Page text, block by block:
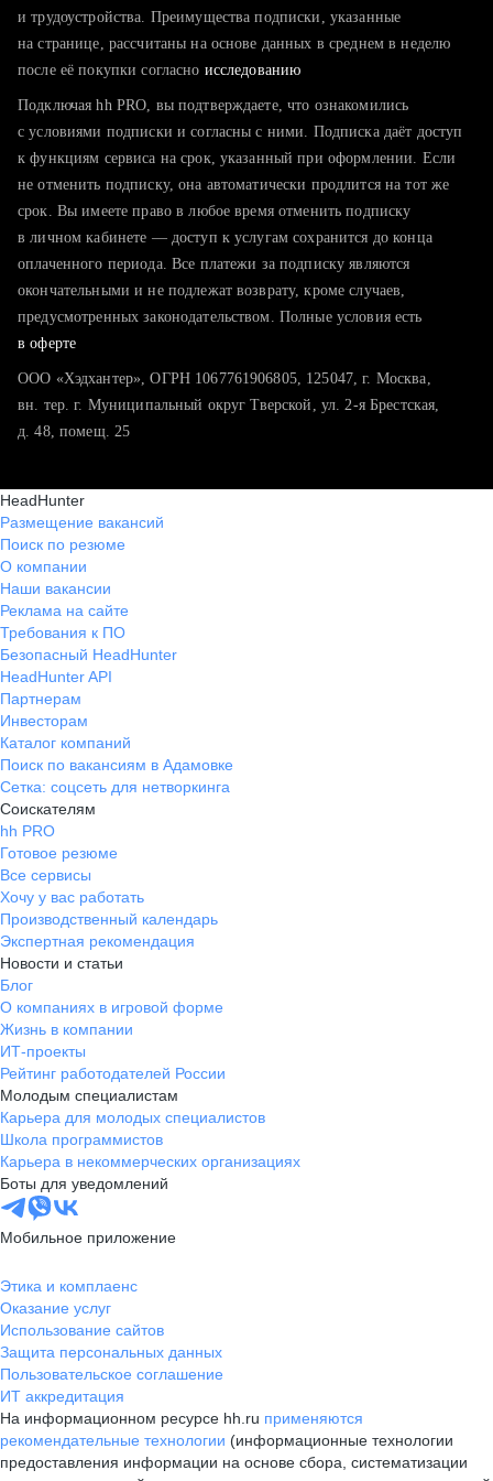
тратите много времени на поиск и вручную поднимаете
хотите сравнить себя с конкурентами и оценить шансы
и трудоустройства. Преимущества подписки, указанные
на странице, рассчитаны на основе данных в среднем в неделю
после её покупки согласно исследованию
Подключая hh PRO, вы подтверждаете, что ознакомились
с условиями подписки и согласны с ними. Подписка даёт доступ
к функциям сервиса на срок, указанный при оформлении. Если
не отменить подписку, она автоматически продлится на тот же
срок. Вы имеете право в любое время отменить подписку
в личном кабинете — доступ к услугам сохранится до конца
оплаченного периода. Все платежи за подписку являются
окончательными и не подлежат возврату, кроме случаев,
предусмотренных законодательством. Полные условия есть
в оферте
ООО «Хэдхантер», ОГРН 1067761906805, 125047, г. Москва,
вн. тер. г. Муниципальный округ Тверской, ул. 2-я Брестская,
д. 48, помещ. 25
HeadHunter
Размещение вакансий
Поиск по резюме
О компании
Наши вакансии
Реклама на сайте
Требования к ПО
Безопасный HeadHunter
HeadHunter API
Партнерам
Инвесторам
Каталог компаний
Поиск по вакансиям в Адамовке
Сетка: соцсеть для нетворкинга
Соискателям
hh PRO
Готовое резюме
Все сервисы
Хочу у вас работать
Производственный календарь
Экспертная рекомендация
Новости и статьи
Блог
О компаниях в игровой форме
Жизнь в компании
ИТ-проекты
Рейтинг работодателей России
Молодым специалистам
Карьера для молодых специалистов
Школа программистов
Карьера в некоммерческих организациях
Боты для уведомлений
Мобильное приложение
Этика и комплаенс
Оказание услуг
Использование сайтов
Защита персональных данных
Пользовательское соглашение
ИТ аккредитация
На информационном ресурсе hh.ru применяются
рекомендательные технологии (информационные технологии
предоставления информации на основе сбора, систематизации